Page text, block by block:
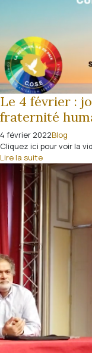
Le 4 février :
fraternité
4 février 2022Blog
Cliquez ici pour voir la
Lire la suite